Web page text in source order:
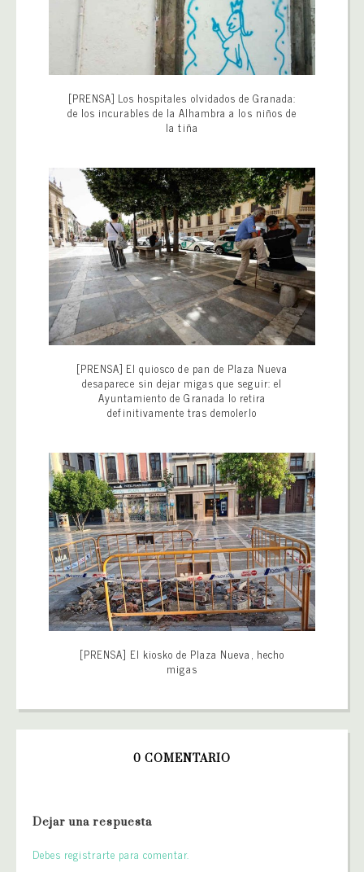
[PRENSA] Los hospitales olvidados de Granada:
de los incurables de la Alhambra a los niños de
la tiña
[PRENSA] El quiosco de pan de Plaza Nueva
desaparece sin dejar migas que seguir: el
Ayuntamiento de Granada lo retira
definitivamente tras demolerlo
[PRENSA] El kiosko de Plaza Nueva, hecho
migas
0 COMENTARIO
Dejar una respuesta
Debes registrarte para comentar.